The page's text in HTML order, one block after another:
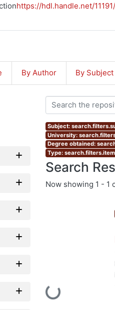
https://hdl.handle.net/
By Author By Subject
Subject:
University:
Degree obtained:
Type:
Search
Now showing 1 - 1
Loading...